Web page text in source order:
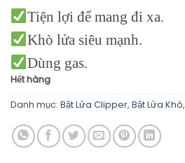
Tiện lợi để mang đi xa.
Khò lửa siêu mạnh.
Dùng gas.
Hết hàng
Danh mục: Bật Lửa Clipper, Bật Lửa Khò,